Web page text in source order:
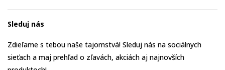
Sleduj nás
Zdieľame s tebou naše tajomstvá! Sleduj nás na sociálnych
sieťach a maj prehľad o zľavách, akciách aj najnovších